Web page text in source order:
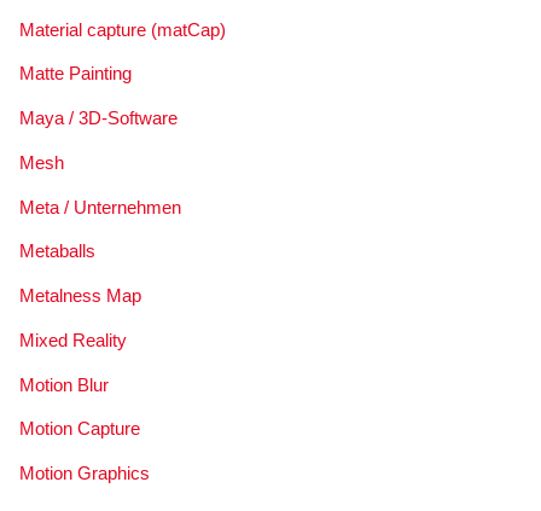
Material capture (matCap)
Matte Painting
Maya / 3D-Software
Mesh
Meta / Unternehmen
Metaballs
Metalness Map
Mixed Reality
Motion Blur
Motion Capture
Motion Graphics